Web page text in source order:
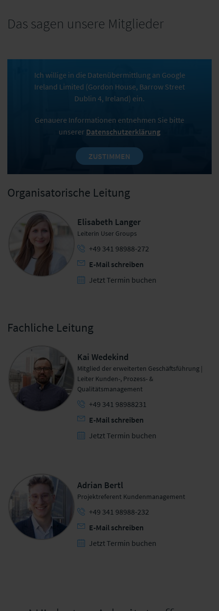
Das sagen unsere Mitglieder
Ich willige in die Datenübermittlung an Google
Ireland Limited (Gordon House, Barrow Street
Dublin 4, Ireland) ein.
Genauere Informationen entnehmen Sie bitte
unserer Datenschutzerklärung
ZUSTIMMEN
Organisatorische Leitung
Elisabeth Langer
Leiterin User Groups
+49 341 98988-272
E-Mail schreiben
Jetzt Termin buchen
Fachliche Leitung
Kai Wedekind
Mitglied der erweiterten Geschäftsführung |
Leiter Kunden-, Prozess- &
Qualitätsmanagement
+49 341 98988231
E-Mail schreiben
Jetzt Termin buchen
Adrian Bertl
Projektreferent Kundenmanagement
+49 341 98988-232
E-Mail schreiben
Jetzt Termin buchen